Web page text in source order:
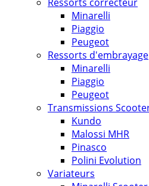
Minarelli
Piaggio
Peugeot
Ressorts d'embrayage
Minarelli
Piaggio
Peugeot
Transmissions
Kundo
Malossi MHR
Pinasco
Polini Evolution
Variateurs